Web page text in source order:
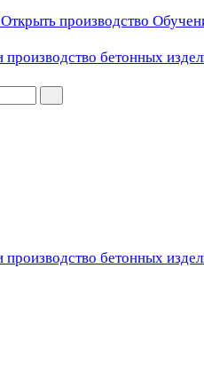
Открыть производство